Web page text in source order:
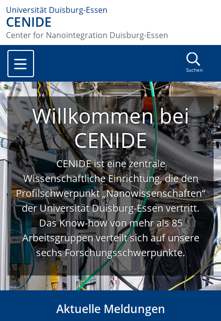
Universität Duisburg-Essen
CENIDE
Center for Nanointegration Duisburg-Essen
Suchen
Willkommen bei
CENIDE
CENIDE ist eine zentrale
Wissenschaftliche Einrichtung, die den
Profilschwerpunkt „Nanowissenschaften“
der Universität Duisburg-Essen vertritt.
Das Know-how von mehr als 85
Arbeitsgruppen verteilt sich auf unsere
sechs Forschungsschwerpunkte.
Aktuelle Meldungen